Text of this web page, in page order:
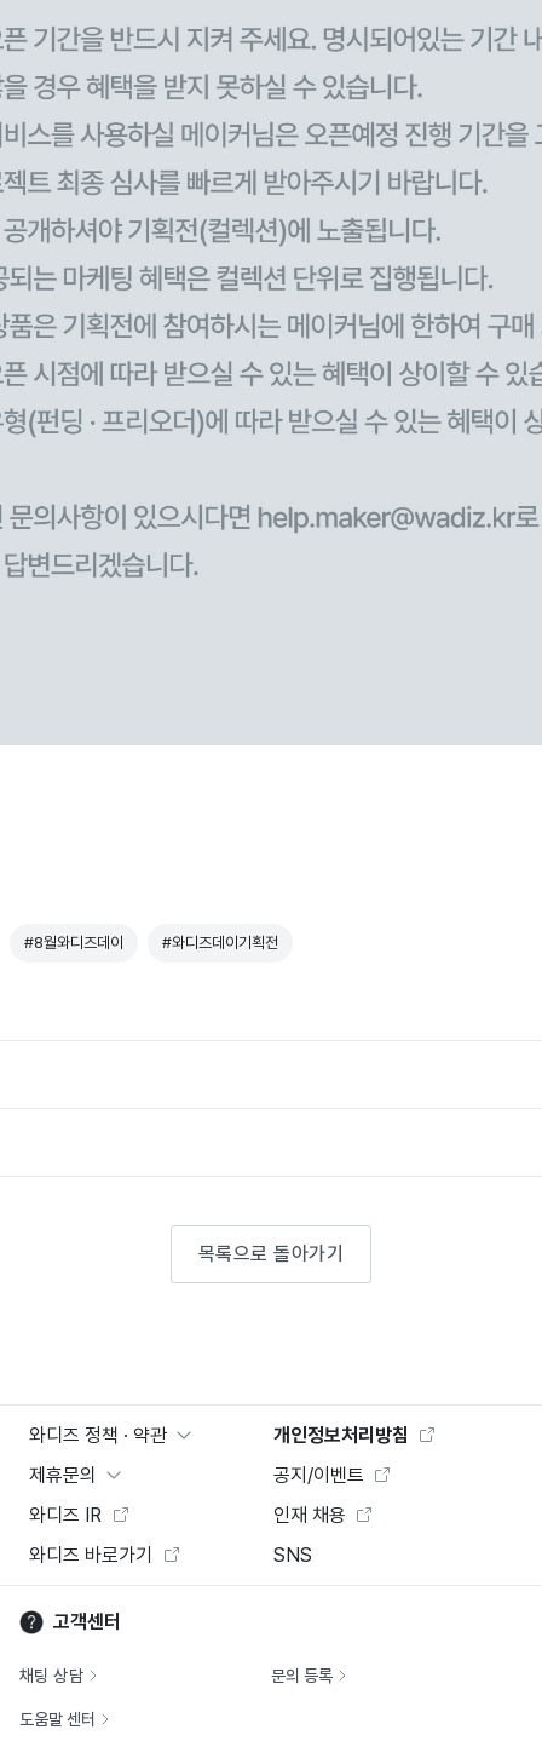
#8월와디즈데이 #와디즈데이기획전
목록으로 돌아가기
와디즈 정책 · 약관
개인정보처리방침
제휴문의
공지/이벤트
와디즈 IR
인재 채용
와디즈 바로가기
SNS
고객센터
채팅 상담 문의 등록
도움말 센터